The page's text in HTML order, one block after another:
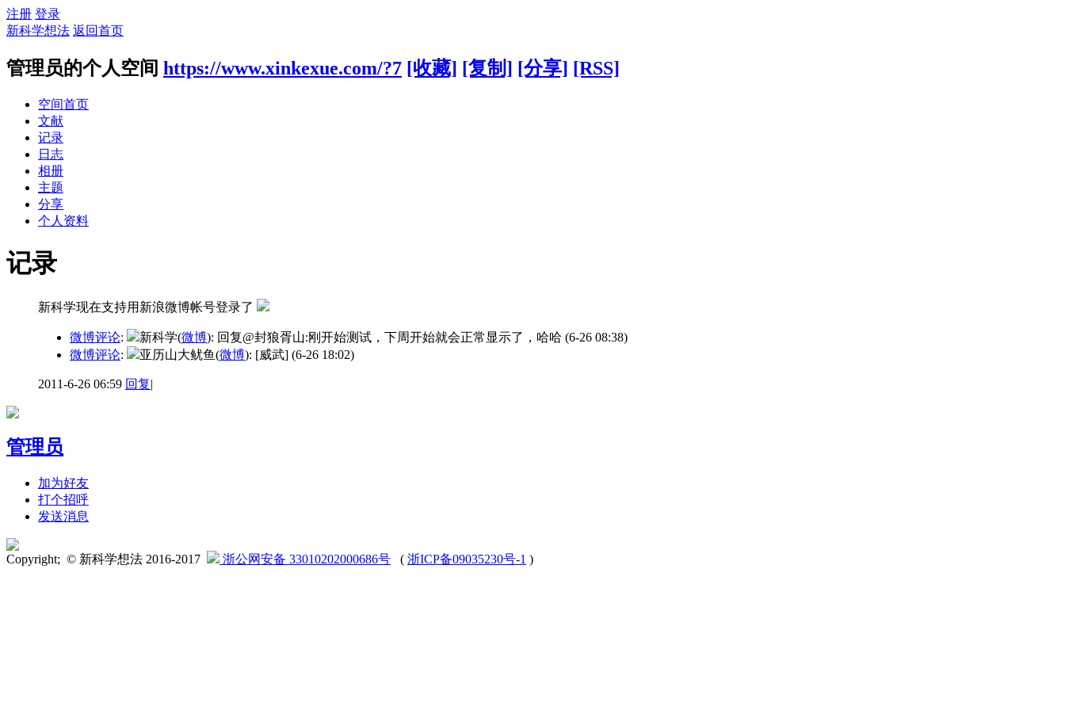
注册 登录
新科学想法 返回首页
管理员的个人空间 https://www.xinkexue.com/?7 [收藏] [复制] [分享] [RSS]
空间首页
文献
记录
日志
相册
主题
分享
个人资料
记录
新科学现在支持用新浪微博帐号登录了
微博评论: 新科学(微博): 回复@封狼胥山:刚开始测试，下周开始就会正常显示了，哈哈 (6-26 08:38)
微博评论: 亚历山大鱿鱼(微博): [威武] (6-26 18:02)
2011-6-26 06:59 回复|
管理员
加为好友
打个招呼
发送消息
Copyright; © 新科学想法 2016-2017 浙公网安备 33010202000686号 ( 浙ICP备09035230号-1 )